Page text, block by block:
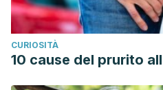
Reynertson, K., Garay, M.,
inflammatory activities of
contribute to the
associated with dry, irritated
Dermatology, 14(1), 43-8.
CURIOSITÀ
10 cause del prurito